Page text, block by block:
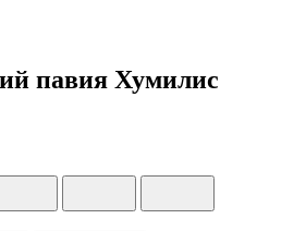
павия Хумилис